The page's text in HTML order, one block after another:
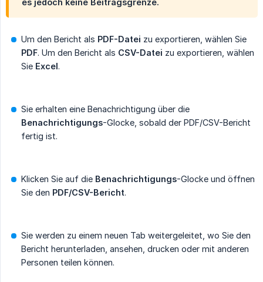
Um den Bericht als PDF-Datei zu exportieren, wählen Sie
PDF. Um den Bericht als CSV-Datei zu exportieren, wählen
Sie Excel.
Sie erhalten eine Benachrichtigung über die
Benachrichtigungs-Glocke, sobald der PDF/CSV-Bericht
fertig ist.
Klicken Sie auf die Benachrichtigungs-Glocke und öffnen
Sie den PDF/CSV-Bericht.
Sie werden zu einem neuen Tab weitergeleitet, wo Sie den
Bericht herunterladen, ansehen, drucken oder mit anderen
Personen teilen können.